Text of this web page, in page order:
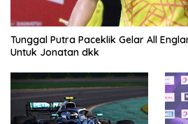
Tunggal Putra Paceklik Gelar All
Untuk Jonatan dkk